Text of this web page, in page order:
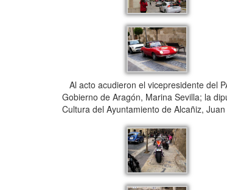
Al acto acudieron el vicepresidente del
Gobierno de Aragón, Marina Sevilla; la
Cultura del Ayuntamiento de Alcañiz,